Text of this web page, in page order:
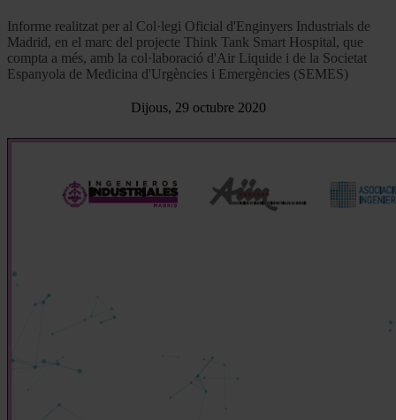
Informe realitzat per al Col·legi Oficial d'Enginyers Industrials de
Madrid, en el marc del projecte Think Tank Smart Hospital, que
compta a més, amb la col·laboració d'Air Liquide i de la Societat
Espanyola de Medicina d'Urgències i Emergències (SEMES)
Dijous, 29 octubre 2020